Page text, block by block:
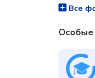
Все
Особые